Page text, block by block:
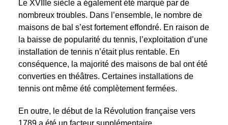
Le XVIIIe siècle a également été marqué par de
nombreux troubles. Dans l’ensemble, le nombre de
maisons de bal s’est fortement effondré. En raison de
la baisse de popularité du tennis, l’exploitation d’une
installation de tennis n’était plus rentable. En
conséquence, la majorité des maisons de bal ont été
converties en théâtres. Certaines installations de
tennis ont même été complètement fermées.
En outre, le début de la Révolution française vers